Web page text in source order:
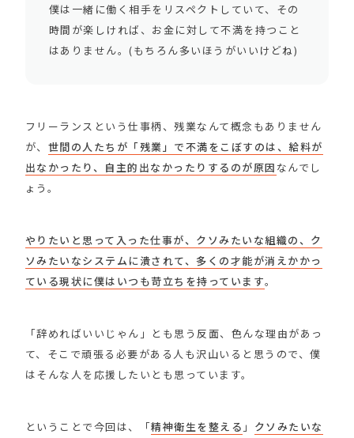
僕は一緒に働く相手をリスペクトしていて、その
時間が楽しければ、お金に対して不満を持つこと
はありません。(もちろん多いほうがいいけどね)
フリーランスという仕事柄、残業なんて概念もありません
が、 世間の人たちが「残業」で不満をこぼすのは、給料が
出なかったり、自主的出なかったりするのが原因 なんでし
ょう。
やりたいと思って入った仕事が、クソみたいな組織の、ク
ソみたいなシステムに潰されて、多くの才能が消えかかっ
ている現状に僕はいつも苛立ちを持っています。
「辞めればいいじゃん」とも思う反面、色んな理由があっ
て、そこで頑張る必要がある人も沢山いると思うので、僕
はそんな人を応援したいとも思っています。
ということで今回は、「精神衛生を整える 」 クソみたいな